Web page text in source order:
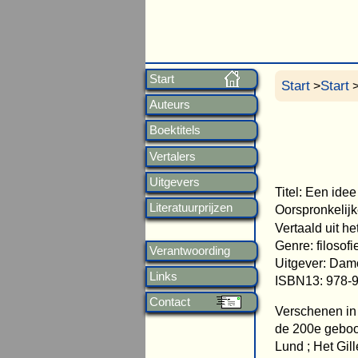
Start
Auteurs
Boektitels
Vertalers
Uitgevers
Literatuurprijzen
Verantwoording
Links
Contact
Start >Start
Titel: Een
Vertaald uit
Genre:
Uitgever:
ISBN13: 978-
Verschenen
de 200e
Lund ; Het